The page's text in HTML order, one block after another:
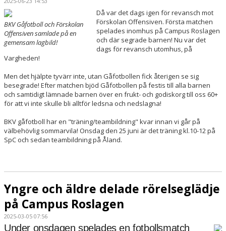
BKV Gåfotboll och Förskolan
Offensiven samlade på en
gemensam lagbild!
Då var det dags igen för revansch mot
Förskolan Offensiven. Första matchen
spelades inomhus på Campus Roslagen
och där segrade barnen! Nu var det
dags för revansch utomhus, på
Vargheden!
Men det hjälpte tyvärr inte, utan Gåfotbollen fick återigen se sig
besegrade! Efter matchen bjöd Gåfotbollen på festis till alla barnen
och samtidigt lämnade barnen över en frukt- och godiskorg till oss 60+
för att vi inte skulle bli alltför ledsna och nedslagna!
BKV gåfotboll har en "träning/teambildning" kvar innan vi går på
välbehövlig sommarvila! Onsdag den 25 juni är det träning kl.10-12 på
SpC och sedan teambildning på Åland.
Yngre och äldre delade rörelseglädje
på Campus Roslagen
2025-03-05 07:56
Under onsdagen spelades en fotbollsmatch